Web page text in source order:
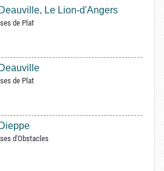
Le Lion-d'Angers
de Plat
de Plat
d'Obstacles